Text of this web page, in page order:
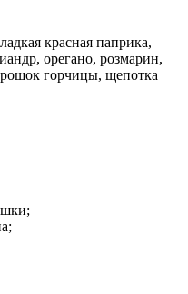
красная паприка,
орегано, розмарин,
горчицы, щепотка